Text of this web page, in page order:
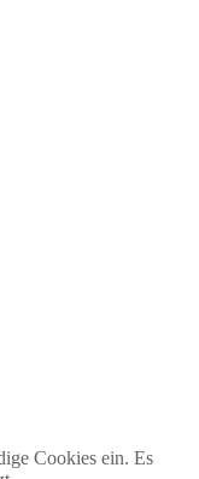
Cookies ein. Es